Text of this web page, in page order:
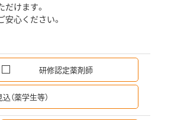
けます。
心ください。
研修認定薬剤師
（薬学生等）